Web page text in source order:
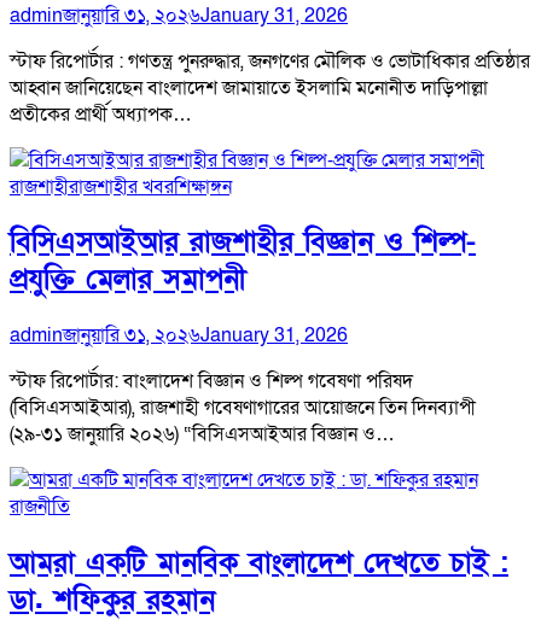
adminজানুয়ারি ৩১, ২০২৬January 31, 2026
স্টাফ রিপোর্টার : গণতন্ত্র পুনরুদ্ধার, জনগণের মৌলিক ও ভোটাধিকার প্রতিষ্ঠার
আহ্বান জানিয়েছেন বাংলাদেশ জামায়াতে ইসলামি মনোনীত দাড়িপাল্লা
প্রতীকের প্রার্থী অধ্যাপক…
রাজশাহীরাজশাহীর খবরশিক্ষাঙ্গন
বিসিএসআইআর রাজশাহীর বিজ্ঞান ও শিল্প-
প্রযুক্তি মেলার সমাপনী
adminজানুয়ারি ৩১, ২০২৬January 31, 2026
স্টাফ রিপোর্টার: বাংলাদেশ বিজ্ঞান ও শিল্প গবেষণা পরিষদ
(বিসিএসআইআর), রাজশাহী গবেষণাগারের আয়োজনে তিন দিনব্যাপী
(২৯-৩১ জানুয়ারি ২০২৬) “বিসিএসআইআর বিজ্ঞান ও…
রাজনীতি
আমরা একটি মানবিক বাংলাদেশ দেখতে চাই :
ডা. শফিকুর রহমান